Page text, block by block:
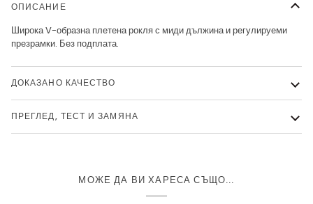
ОПИСАНИЕ
Широка V-образна плетена рокля с миди дължина и регулируеми
презрамки. Без подплата.
ДОКАЗАНО КАЧЕСТВО
ПРЕГЛЕД, ТЕСТ И ЗАМЯНА
МОЖЕ ДА ВИ ХАРЕСА СЪЩО...